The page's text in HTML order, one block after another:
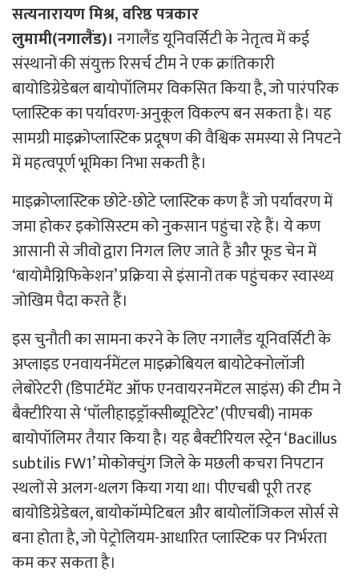
सत्यनारायण मिश्र, वरिष्ठ पत्रकार
लुमामी(नगालैंड)। नगालैंड यूनिवर्सिटी के नेतृत्व में कई
संस्थानों की संयुक्त रिसर्च टीम ने एक क्रांतिकारी
बायोडिग्रेडेबल बायोपॉलिमर विकसित किया है, जो पारंपरिक
प्लास्टिक का पर्यावरण-अनुकूल विकल्प बन सकता है। यह
सामग्री माइक्रोप्लास्टिक प्रदूषण की वैश्विक समस्या से निपटने
में महत्वपूर्ण भूमिका निभा सकती है।
माइक्रोप्लास्टिक छोटे-छोटे प्लास्टिक कण हैं जो पर्यावरण में
जमा होकर इकोसिस्टम को नुकसान पहुंचा रहे हैं। ये कण
आसानी से जीवों द्वारा निगल लिए जाते हैं और फूड चेन में
‘बायोमैग्निफिकेशन’ प्रक्रिया से इंसानों तक पहुंचकर स्वास्थ्य
जोखिम पैदा करते हैं।
इस चुनौती का सामना करने के लिए नगालैंड यूनिवर्सिटी के
अप्लाइड एनवायर्नमेंटल माइक्रोबियल बायोटेक्नोलॉजी
लेबोरेटरी (डिपार्टमेंट ऑफ एनवायरनमेंटल साइंस) की टीम ने
बैक्टीरिया से ‘पॉलीहाइड्रॉक्सीब्यूटिरेट’ (पीएचबी) नामक
बायोपॉलिमर तैयार किया है। यह बैक्टीरियल स्ट्रेन ‘Bacillus
subtilis FW1’ मोकोक्चुंग जिले के मछली कचरा निपटान
स्थलों से अलग-थलग किया गया था। पीएचबी पूरी तरह
बायोडिग्रेडेबल, बायोकॉम्पेटिबल और बायोलॉजिकल सोर्स से
बना होता है, जो पेट्रोलियम-आधारित प्लास्टिक पर निर्भरता
कम कर सकता है।